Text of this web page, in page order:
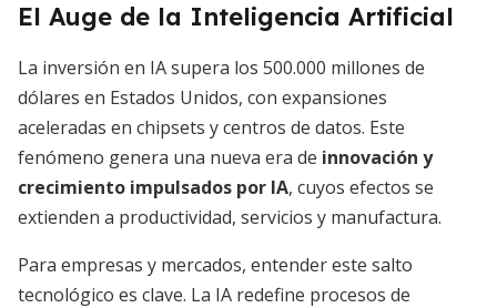
El Auge de la Inteligencia Artificial
La inversión en IA supera los 500.000 millones de
dólares en Estados Unidos, con expansiones
aceleradas en chipsets y centros de datos. Este
fenómeno genera una nueva era de innovación y
crecimiento impulsados por IA, cuyos efectos se
extienden a productividad, servicios y manufactura.
Para empresas y mercados, entender este salto
tecnológico es clave. La IA redefine procesos de